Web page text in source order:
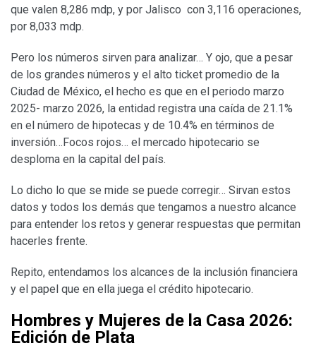
que valen 8,286 mdp, y por Jalisco con 3,116 operaciones,
por 8,033 mdp.
Pero los números sirven para analizar… Y ojo, que a pesar
de los grandes números y el alto ticket promedio de la
Ciudad de México, el hecho es que en el periodo marzo
2025- marzo 2026, la entidad registra una caída de 21.1%
en el número de hipotecas y de 10.4% en términos de
inversión…Focos rojos… el mercado hipotecario se
desploma en la capital del país.
Lo dicho lo que se mide se puede corregir… Sirvan estos
datos y todos los demás que tengamos a nuestro alcance
para entender los retos y generar respuestas que permitan
hacerles frente.
Repito, entendamos los alcances de la inclusión financiera
y el papel que en ella juega el crédito hipotecario.
Hombres y Mujeres de la Casa 2026:
Edición de Plata